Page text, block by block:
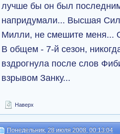
лучше бы он был
напридумали... Высшая
Милли, не смешите меня...
В общем - 7-й сезон,
вздрогнула после слов
взрывом Занку...
Наверх
Понедельник, 28 июля 2008, 00:13:04